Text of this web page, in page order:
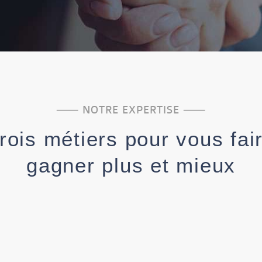
⸺ NOTRE EXPERTISE ⸺
métiers pour vous
gagner plus et mieux